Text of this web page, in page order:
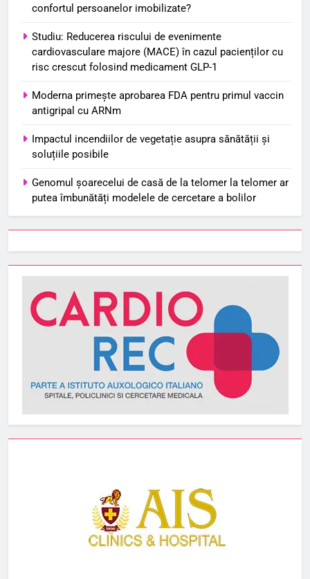
confortul persoanelor imobilizate?
Studiu: Reducerea riscului de evenimente
cardiovasculare majore (MACE) în cazul pacienților cu
risc crescut folosind medicament GLP-1
Moderna primește aprobarea FDA pentru primul vaccin
antigripal cu ARNm
Impactul incendiilor de vegetație asupra sănătății și
soluțiile posibile
Genomul șoarecelui de casă de la telomer la telomer ar
putea îmbunătăți modelele de cercetare a bolilor